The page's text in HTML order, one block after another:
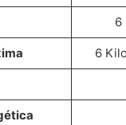
6
6